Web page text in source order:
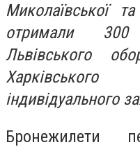
Миколаївської
отримали 300
Львівського
індивідуального
Бронежилети